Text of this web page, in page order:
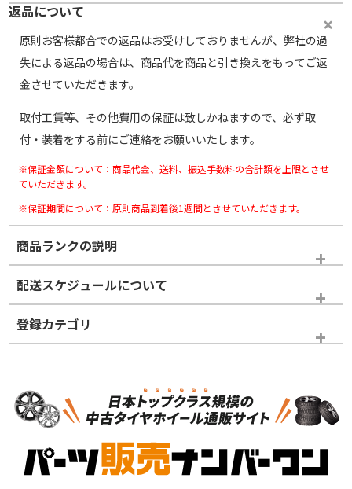
返品について
原則お客様都合での返品はお受けしておりませんが、弊社の過
失による返品の場合は、商品代を商品と引き換えをもってご返
金させていただきます。
取付工賃等、その他費用の保証は致しかねますので、必ず取
付・装着をする前にご連絡をお願いいたします。
※保証金額について：商品代金、送料、振込手数料の合計額を上限とさせ
ていただきます。
※保証期間について：原則商品到着後1週間とさせていただきます。
商品ランクの説明
※商品ランクは出品者の主観により判断しておりますので、あら
かじめご了承ください。
ホイールランク
S
品）
S
新車外し品（新古
付き
配送スケジュールについて
登録カテゴリ
タイヤホイールセット